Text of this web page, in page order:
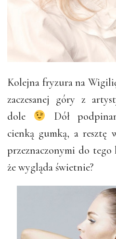
Kolejna fryzura na
zaczesanej góry z
dole
Dół
cienką gumką, a resztę
przeznaczonymi do tego
że wygląda świetnie?